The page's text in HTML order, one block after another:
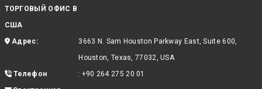
ТОРГОВЫЙ ОФИС В
США
Адрес:
3663 N. Sam Houston Parkway East, Suite 600,
Houston, Texas, 77032, USA
Телефон
: +90 264 275 20 01